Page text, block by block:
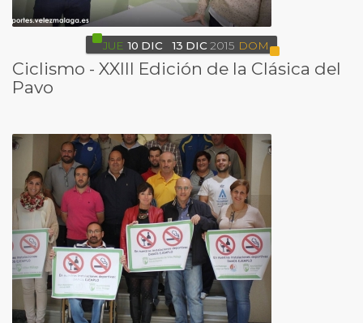
JUE 10 DIC 13 DIC 2015 DOM
Ciclismo - XXIII Edición de la Clásica del
Pavo